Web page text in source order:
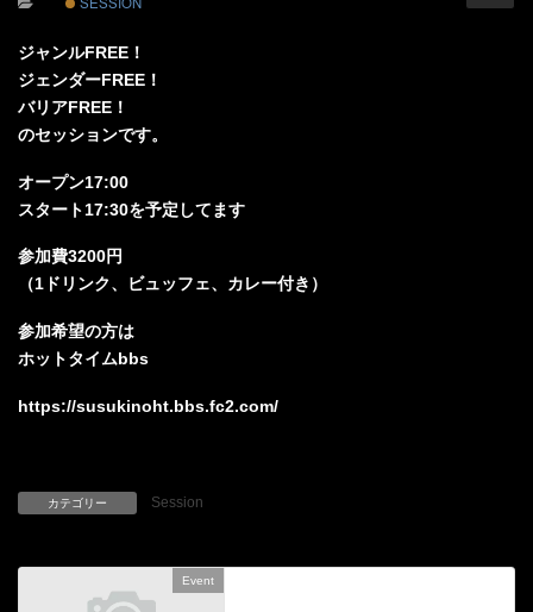
ジャンルFREE！
ジェンダーFREE！
バリアFREE！
のセッションです。
オープン17:00
スタート17:30を予定してます
参加費3200円
（1ドリンク、ビュッフェ、カレー付き）
参加希望の方は
ホットタイムbbs
https://susukinoht.bbs.fc2.com/
カテゴリー Session
Event